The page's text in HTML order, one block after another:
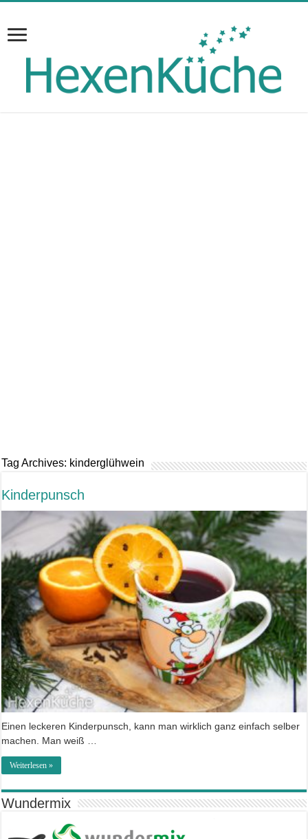
Tag Archives: kinderglühwein
Kinderpunsch
Einen leckeren Kinderpunsch, kann man wirklich ganz einfach selber
machen. Man weiß …
Weiterlesen »
Wundermix